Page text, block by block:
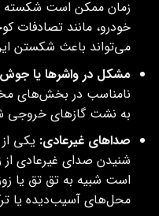
زمان ممکن است شکسته
خودرو، مانند تصادفات
می‌تواند باعث شکستن
مشکل در واشرها یا
نامناسب در بخش‌های
به نشت گازهای خروجی
صداهای غیرعادی: یکی
شنیدن صدای غیرعادی
است شبیه به تق تق یا
محل‌های آسیب‌دیده یا